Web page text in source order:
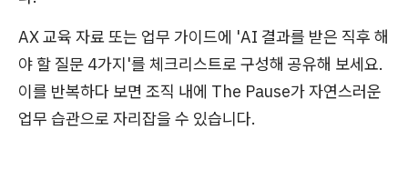
AX 교육 자료 또는 업무 가이드에 'AI 결과를 받은 직후 해
야 할 질문 4가지'를 체크리스트로 구성해 공유해 보세요.
이를 반복하다 보면 조직 내에 The Pause가 자연스러운
업무 습관으로 자리잡을 수 있습니다.